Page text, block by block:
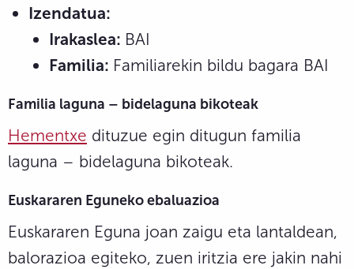
Izendatua:
Irakaslea: BAI
Familia: Familiarekin bildu bagara BAI
Familia laguna – bidelaguna bikoteak
Hementxe dituzue egin ditugun familia
laguna – bidelaguna bikoteak.
Euskararen Eguneko ebaluazioa
Euskararen Eguna joan zaigu eta lantaldean,
balorazioa egiteko, zuen iritzia ere jakin nahi